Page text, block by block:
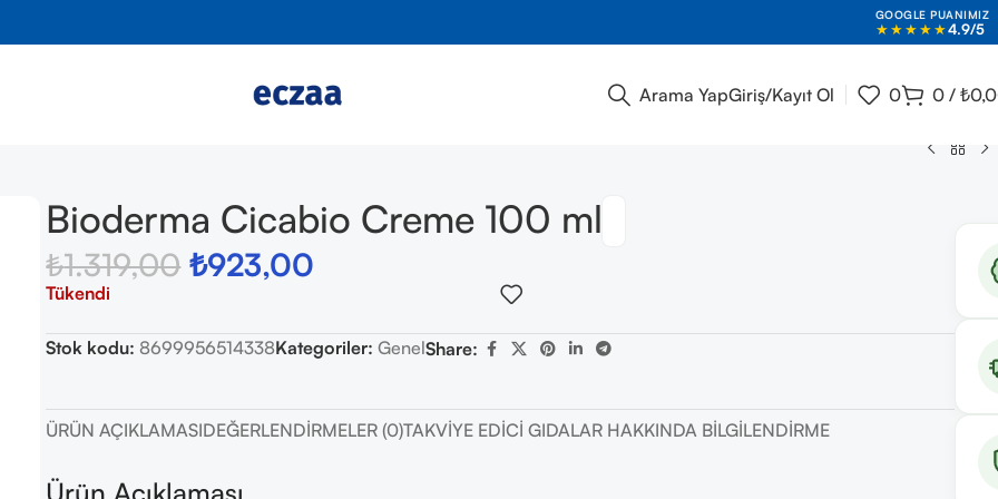
GOOGLE PUANIMIZ
★★★★★4.9/5
Arama YapGiriş/Kayıt Ol 0 0 / ₺
Bioderma Cicabio Creme 100 ml
₺1.319,00 ₺923,00
Tükendi
Stok kodu:8699956514338Kategoriler: GenelShare:
ÜRÜN AÇIKLAMASIDEĞERLENDIRMELER (0)TAKVIYE EDICI GIDALAR HAKKINDA BILGILENDIRME
Ürün Açıklaması